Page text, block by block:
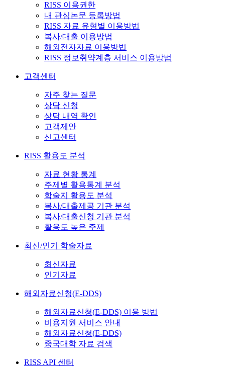
RISS 이용권한
내 관심논문 등록방법
RISS 자료 유형별 이용방법
복사/대출 이용방법
해외전자자료 이용방법
RISS 정보취약계층 서비스 이용방법
고객센터
자주 찾는 질문
상담 신청
상담 내역 확인
고객제안
신고센터
RISS 활용도 분석
자료 현황 통계
주제별 활용통계 분석
학술지 활용도 분석
복사/대출제공 기관 분석
복사/대출신청 기관 분석
활용도 높은 주제
최신/인기 학술자료
최신자료
인기자료
해외자료신청(E-DDS)
해외자료신청(E-DDS) 이용 방법
비용지원 서비스 안내
해외자료신청(E-DDS)
중국대학 자료 검색
RISS API 센터